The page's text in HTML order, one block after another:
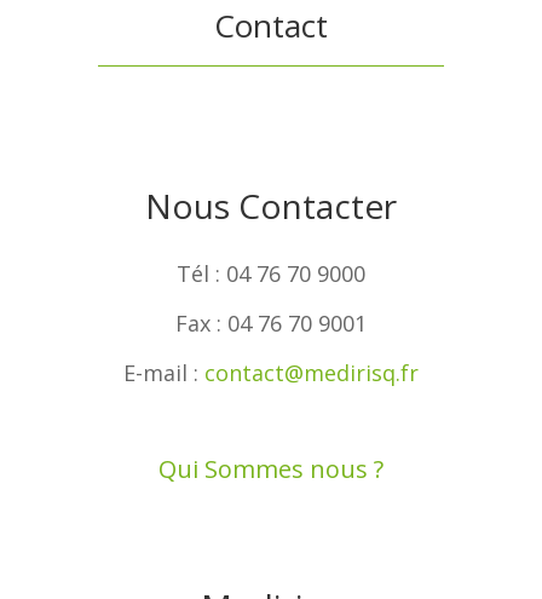
Contact
Nous Contacter
Tél : 04 76 70 9000
Fax : 04 76 70 9001
E-mail : contact@medirisq.fr
Qui Sommes nous ?